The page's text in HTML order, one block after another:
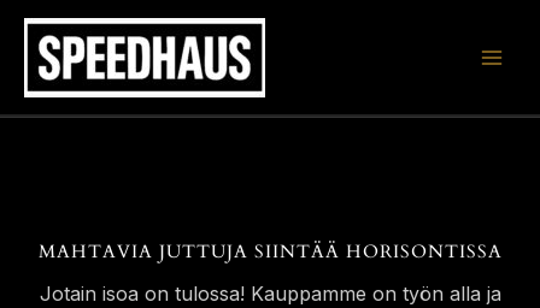
Siirry
sisältöön
MAHTAVIA JUTTUJA SIINTÄÄ HORISONTISSA
Jotain isoa on tulossa! Kauppamme on työn alla ja